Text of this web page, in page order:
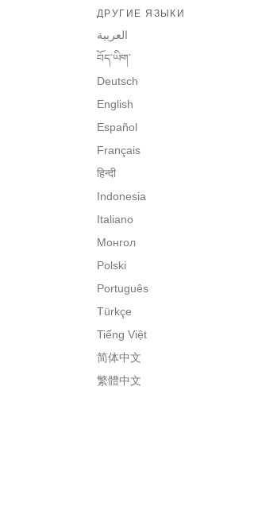
ДРУГИЕ ЯЗЫКИ
العربية
བོད་ཡིག་
Deutsch
English
Español
Français
हिन्दी
Indonesia
Italiano
Монгол
Polski
Português
Türkçe
Tiếng Việt
简体中文
繁體中文